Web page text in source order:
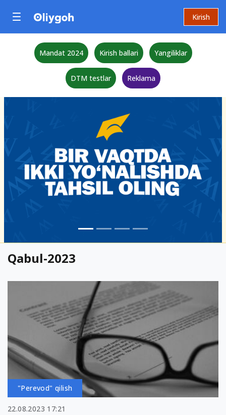
Kirish
Mandat 2024 Kirish ballari Yangiliklar
DTM testlar Reklama
Qabul-2023
"Perevod" qilish
22.08.2023 17:21